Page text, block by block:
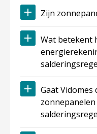
Zijn
Wat betekent het voor mijn
Gaat Vidomes de bijdrage voor